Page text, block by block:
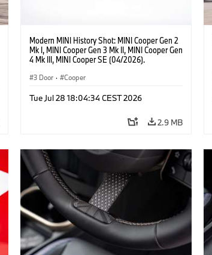
Modern MINI History Shot: MINI Cooper Gen 2
Mk I, MINI Cooper Gen 3 Mk II, MINI Cooper Gen
4 Mk III, MINI Cooper SE (04/2026).
3 Door · Cooper
Tue Jul 28 18:04:34 CEST 2026
2.9 MB